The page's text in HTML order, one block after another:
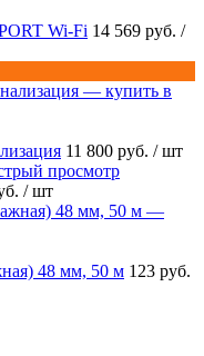
Wi-Fi 14 569 руб. /
11 800 руб. / шт
просмотр
/ шт
48 мм, 50 м 123 руб.